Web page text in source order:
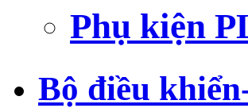
Phụ kiện
Bộ điều